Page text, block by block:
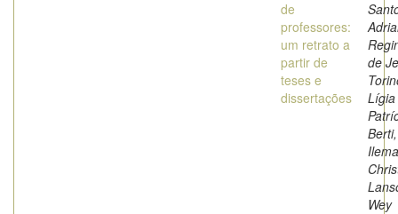
de
professores:
um retrato a
partir de
teses e
dissertações
de
Lígia
Berti,
Wey